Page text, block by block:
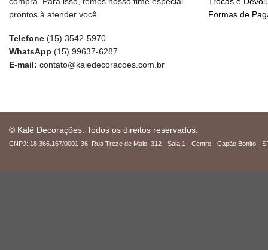
prontos à atender você.
Telefone (15) 3542-5970
WhatsApp (15) 99637-6287
E-mail: contato@kaledecoracoes.com.br
Formas de
© Kalê Decorações. Todos os direitos reservados.
CNPJ: 18.366.167/0001-36. Rua Treze de Maio, 312 - Sala 1 - Centro - Capão Bonito -